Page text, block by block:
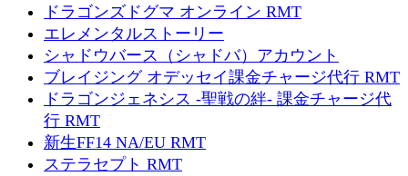
ドラゴンズドグマ オンライン RMT
エレメンタルストーリー
シャドウバース（シャドバ）アカウント
ブレイジング オデッセイ課金チャージ代行 RMT
ドラゴンジェネシス -聖戦の絆- 課金チャージ代
行 RMT
新生FF14 NA/EU RMT
ステラセプト RMT